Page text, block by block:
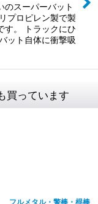
のスーパーバット
プロピレン製で製
す。 トラックにひ
ット自体に衝撃吸
買っています
フルメタル・警棒・棍棒